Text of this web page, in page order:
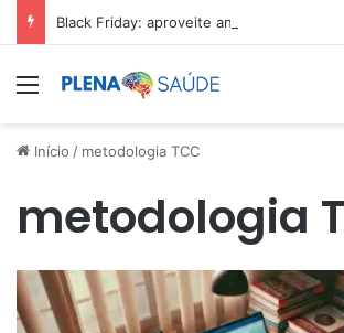
Black Friday: aproveite antes que acabe
Menu
Início / metodologia TCC
metodologia